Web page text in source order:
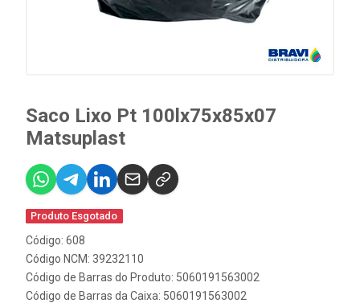
Saco Lixo Pt 100lx75x85x07
Matsuplast
Produto Esgotado
Código: 608
Código NCM: 39232110
Código de Barras do Produto: 5060191563002
Código de Barras da Caixa: 5060191563002